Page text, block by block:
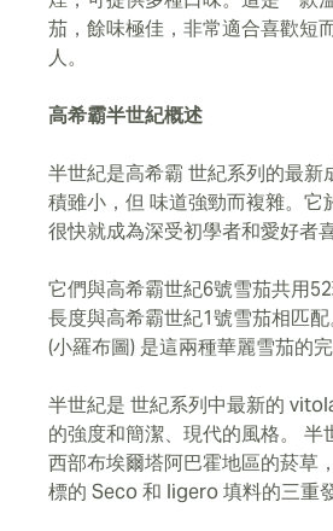
黑胡椒味，然後逐漸變成木香和燕
一絲奶油味從 半世紀散發出來，而
它是如何吸食的
第二個三分之一，半世紀就自行理
第二個三分之一到最後三分之一的
甜味、奶油味和胡椒味的混合。
茄，餘味極佳，非常適合喜歡短
人。
高希霸半世紀概述
半世紀是高希霸 世紀系列的最新
積雖小，但 味道強勁而複雜。它
很快就成為深受初學者和愛好者
它們與高希霸世紀6號雪茄共用
長度與高希霸世紀1號雪茄相匹
(小羅布圖) 是這兩種華麗雪茄的完
半世紀是 世紀系列中最新的
的強度和簡潔、現代的風格。 半
西部布埃爾塔阿巴霍地區的菸草
標的 Seco 和 ligero 填料的三重發